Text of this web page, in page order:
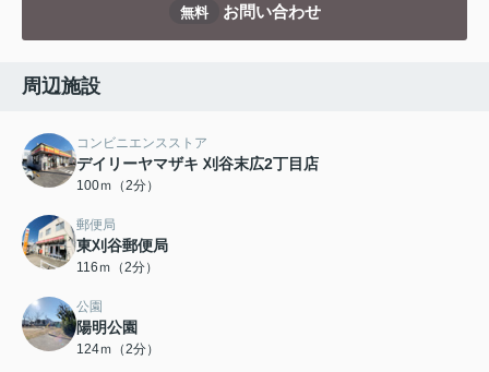
無料 お問い合わせ
周辺施設
コンビニエンスストア
デイリーヤマザキ 刈谷末広2丁目店
100ｍ（2分）
郵便局
東刈谷郵便局
116ｍ（2分）
公園
陽明公園
124ｍ（2分）